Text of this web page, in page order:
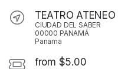
TEATRO ATENEO
CIUDAD DEL SABER
00000 PANAMÁ
Panama
from $5.00